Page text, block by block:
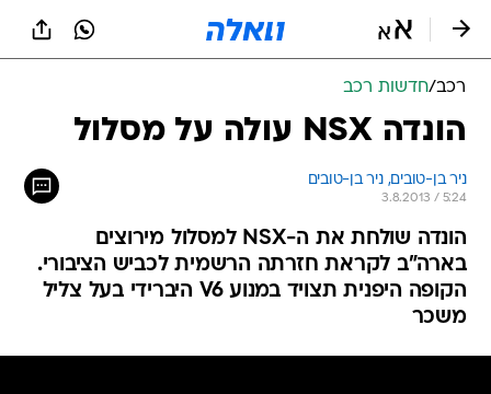
רכב/חדשות רכב
הונדה NSX עולה על מסלול
ניר בן-טובים, ניר בן-טובים
3.8.2013 / 5:24
הונדה שולחת את ה-NSX למסלול מירוצים
בארה"ב לקראת חזרתה הרשמית לכביש הציבורי.
הקופה היפנית תצויד במנוע V6 היברידי בעל צליל
משכר